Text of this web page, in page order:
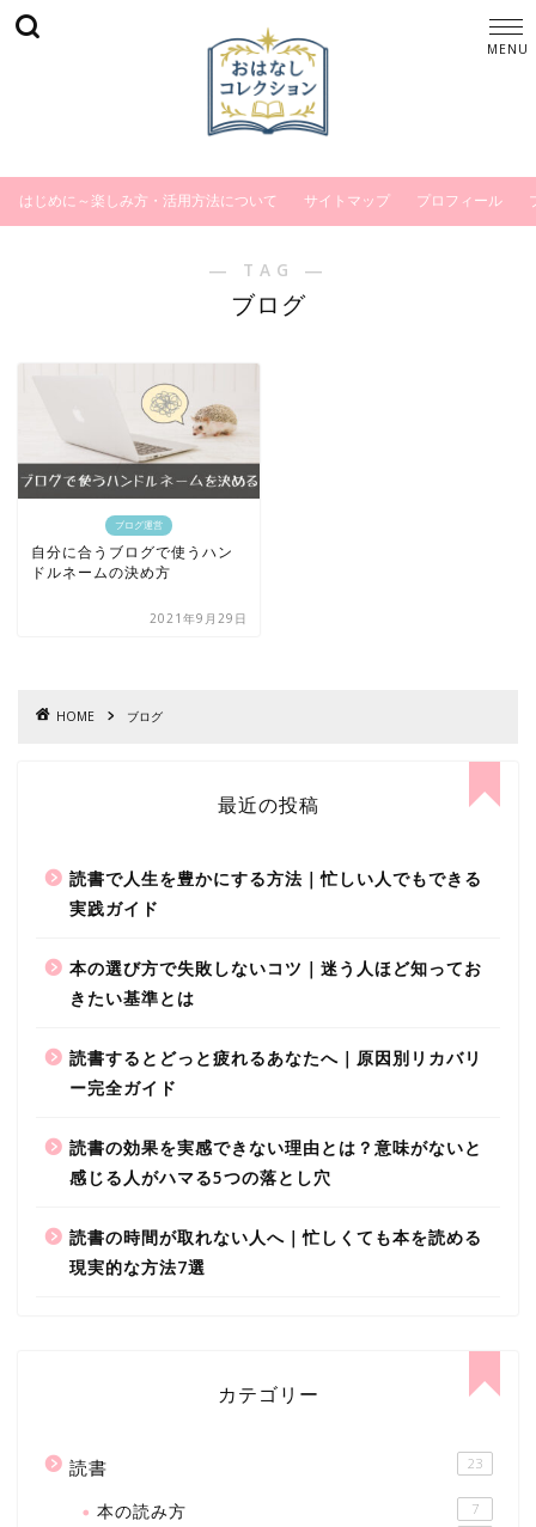
はじめに～楽しみ方・活用方法について サイトマップ プロフィール
― TAG ―
ブログ
ブログ運営
自分に合うブログで使うハン
ドルネームの決め方
2021年9月29日
HOME ブログ
最近の投稿
読書で人生を豊かにする方法｜忙しい人でもできる
実践ガイド
本の選び方で失敗しないコツ｜迷う人ほど知ってお
きたい基準とは
読書するとどっと疲れるあなたへ｜原因別リカバリ
ー完全ガイド
読書の効果を実感できない理由とは？意味がないと
感じる人がハマる5つの落とし穴
読書の時間が取れない人へ｜忙しくても本を読める
現実的な方法7選
カテゴリー
読書 23
本の読み方 7